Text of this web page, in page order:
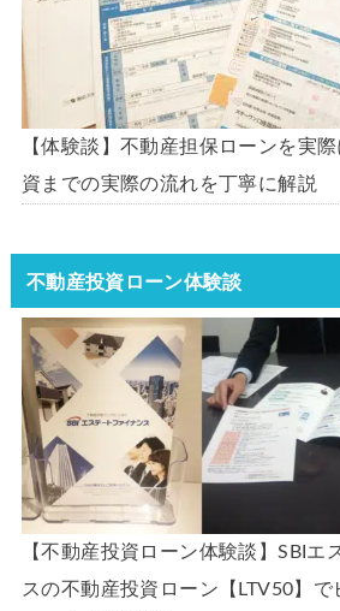
【体験談】不動産担保ローンを実
資までの実際の流れを丁寧に解説
不動産投資ローン体験談
【不動産投資ローン体験談】SBIエ
スの不動産投資ローン【LTV50】で